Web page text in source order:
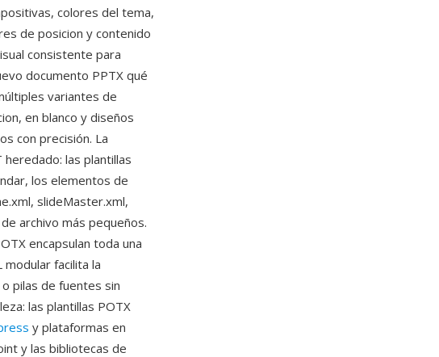
colores del tema,
de posicion y contenido
consistente para
documento PPTX qué
variantes de
en blanco y diseños
con precisión. La
las plantillas
los elementos de
slideMaster.xml,
archivo más pequeños.
encapsulan toda una
facilita la
pilas de fuentes sin
las plantillas POTX
y plataformas en
y las bibliotecas de